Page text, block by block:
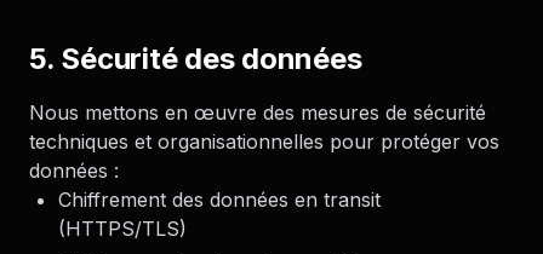
5. Sécurité des données
Nous mettons en œuvre des mesures de sécurité
techniques et organisationnelles pour protéger vos
données :
Chiffrement des données en transit
(HTTPS/TLS)